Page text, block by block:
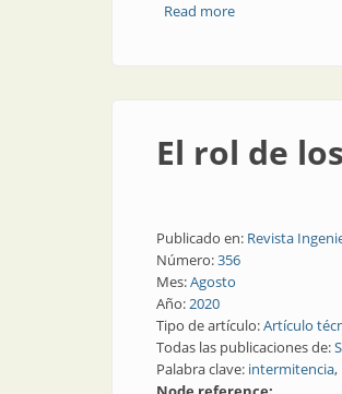
Read moreabout La
El rol de
Publicado en: Revista
Número:356
Mes:Agosto
Año:2020
Tipo de artículo:Artículo
Todas las publicaciones de:
Palabra clave: intermitencia